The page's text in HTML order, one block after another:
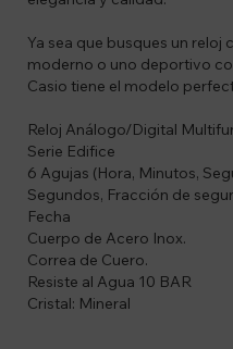
Ya sea que busques un reloj
moderno o uno deportivo
Casio tiene el modelo
Reloj Análogo/Digital
Serie Edifice
6 Agujas (Hora, Minutos,
Segundos, Fracción de
Fecha
Cuerpo de Acero Inox.
Correa de Cuero.
Resiste al Agua 10 BAR
Cristal: Mineral